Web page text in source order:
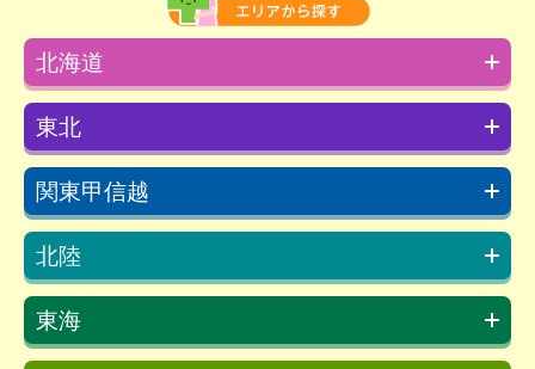
北海道
東北
関東甲信越
北陸
東海